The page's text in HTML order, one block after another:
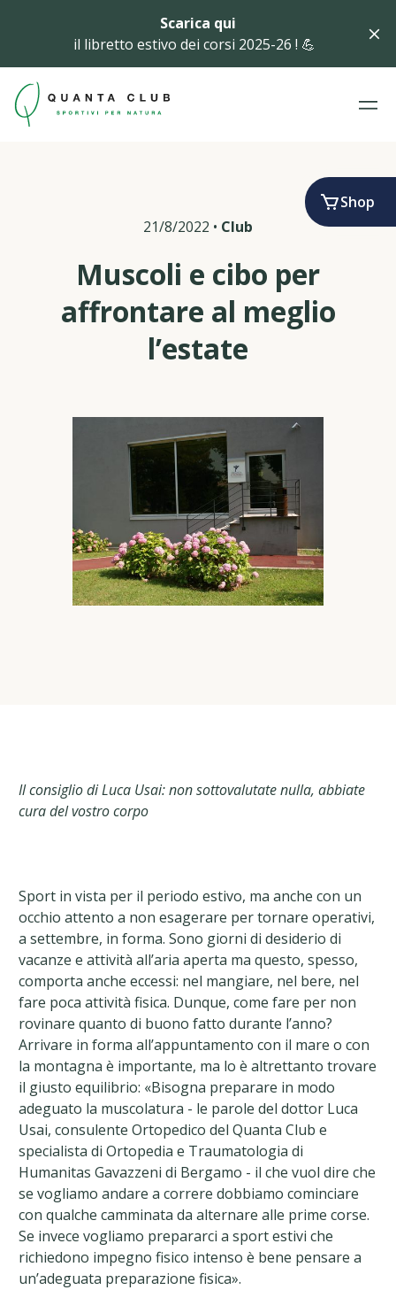
Scarica qui
il libretto estivo dei corsi 2025-26 ! 💪
Shop
21/8/2022 • Club
Muscoli e cibo per
affrontare al meglio
l’estate
Il consiglio di Luca Usai: non sottovalutate nulla, abbiate
cura del vostro corpo
Sport in vista per il periodo estivo, ma anche con un
occhio attento a non esagerare per tornare operativi,
a settembre, in forma. Sono giorni di desiderio di
vacanze e attività all’aria aperta ma questo, spesso,
comporta anche eccessi: nel mangiare, nel bere, nel
fare poca attività fisica. Dunque, come fare per non
rovinare quanto di buono fatto durante l’anno?
Arrivare in forma all’appuntamento con il mare o con
la montagna è importante, ma lo è altrettanto trovare
il giusto equilibrio: «Bisogna preparare in modo
adeguato la muscolatura - le parole del dottor Luca
Usai, consulente Ortopedico del Quanta Club e
specialista di Ortopedia e Traumatologia di
Humanitas Gavazzeni di Bergamo - il che vuol dire che
se vogliamo andare a correre dobbiamo cominciare
con qualche camminata da alternare alle prime corse.
Se invece vogliamo prepararci a sport estivi che
richiedono impegno fisico intenso è bene pensare a
un’adeguata preparazione fisica».